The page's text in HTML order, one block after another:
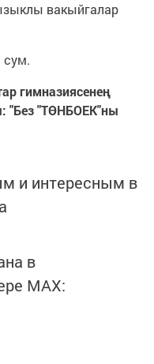
вакыйгалар
сум.
гимназиясенең
"Без "ТӨНБОЕК"ны
и интересным в
в
MАХ: